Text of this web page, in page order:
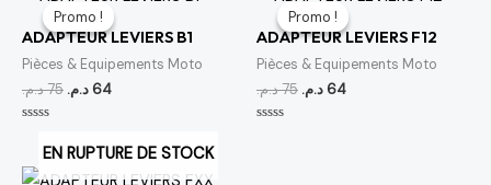
Promo !
Promo !
ADAPTEUR LEVIERS B1
Pièces & Equipements Moto
75د.م.
initial
était :
75 د.م..
64 د.م.
actuel
est :
64 د.م..
5
Promo !
Promo !
ADAPTEUR LEVIERS F12
Pièces & Equipements Moto
75د.م.
initial
était :
75 د.م..
64 د.م.
actuel
est :
64 د.م..
EN RUPTURE DE STOCK
Le
Le